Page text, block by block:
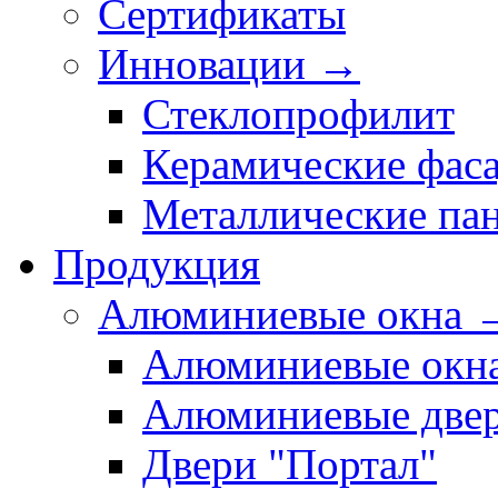
Сертификаты
Инновации →
Стеклопрофилит
Керамические
Металлические
Продукция
Алюминиевые окна
Алюминиевые
Алюминиевые
Двери "Портал"